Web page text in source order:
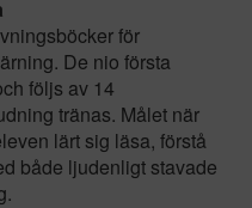
för
De nio första
följs av 14
tränas. Målet när
lärt sig läsa, förstå
både ljudenligt stavade